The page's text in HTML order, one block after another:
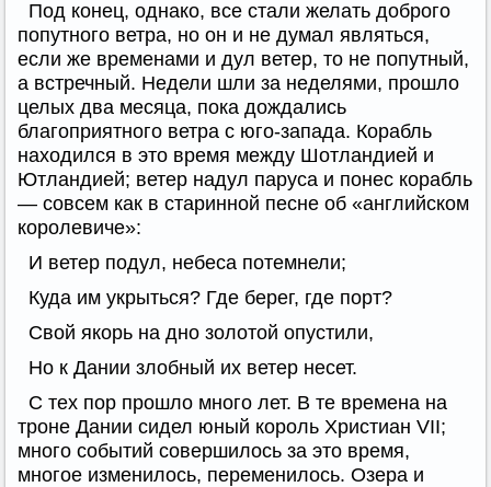
Под конец, однако, все стали желать доброго
попутного ветра, но он и не думал являться,
если же временами и дул ветер, то не попутный,
а встречный. Недели шли за неделями, прошло
целых два месяца, пока дождались
благоприятного ветра с юго-запада. Корабль
находился в это время между Шотландией и
Ютландией; ветер надул паруса и понес корабль
— совсем как в старинной песне об «английском
королевиче»:
И ветер подул, небеса потемнели;
Куда им укрыться? Где берег, где порт?
Свой якорь на дно золотой опустили,
Но к Дании злобный их ветер несет.
С тех пор прошло много лет. В те времена на
троне Дании сидел юный король Христиан VII;
много событий совершилось за это время,
многое изменилось, переменилось. Озера и